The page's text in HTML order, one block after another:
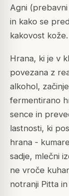
Agni
in kako se
kakovost kože.
Hrana, ki je v
povezana z
alkohol,
fermentirano
sence in
lastnosti, ki
hrana -
sadje, mlečni
ne vroče
notranji Pitta